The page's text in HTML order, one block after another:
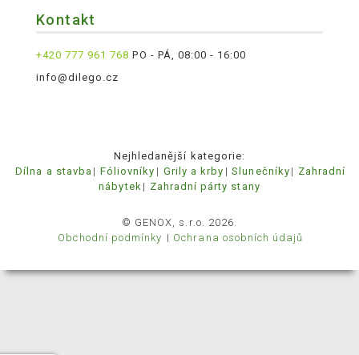
Kontakt
+420 777 961 768 PO - PÁ, 08:00 - 16:00
info@dilego.cz
Nejhledanější kategorie:
Dílna a stavba
Fóliovníky Grily a krby Slunečníky
Zahradní
nábytek
Zahradní párty stany
© GENOX, s.r.o. 2026.
Obchodní podmínky
Ochrana osobních údajů